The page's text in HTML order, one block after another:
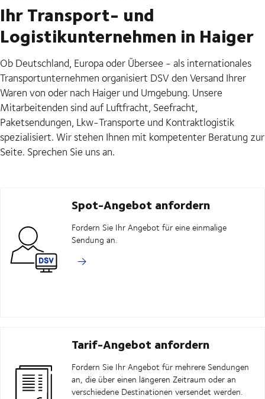
Ihr Transport- und
Logistikunternehmen in Haiger
Ob Deutschland, Europa oder Übersee - als internationales
Transportunternehmen organisiert DSV den Versand Ihrer
Waren von oder nach Haiger und Umgebung. Unsere
Mitarbeitenden sind auf Luftfracht, Seefracht,
Paketsendungen, Lkw-Transporte und Kontraktlogistik
spezialisiert. Wir stehen Ihnen mit kompetenter Beratung zur
Seite. Sprechen Sie uns an.
Spot-Angebot anfordern
Fordern Sie Ihr Angebot für eine einmalige
Sendung an.
Tarif-Angebot anfordern
Fordern Sie Ihr Angebot für mehrere Sendungen
an, die über einen längeren Zeitraum oder an
verschiedene Destinationen versendet werden.